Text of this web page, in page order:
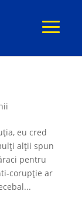
eu cred
alții spun
pentru
corupție ar